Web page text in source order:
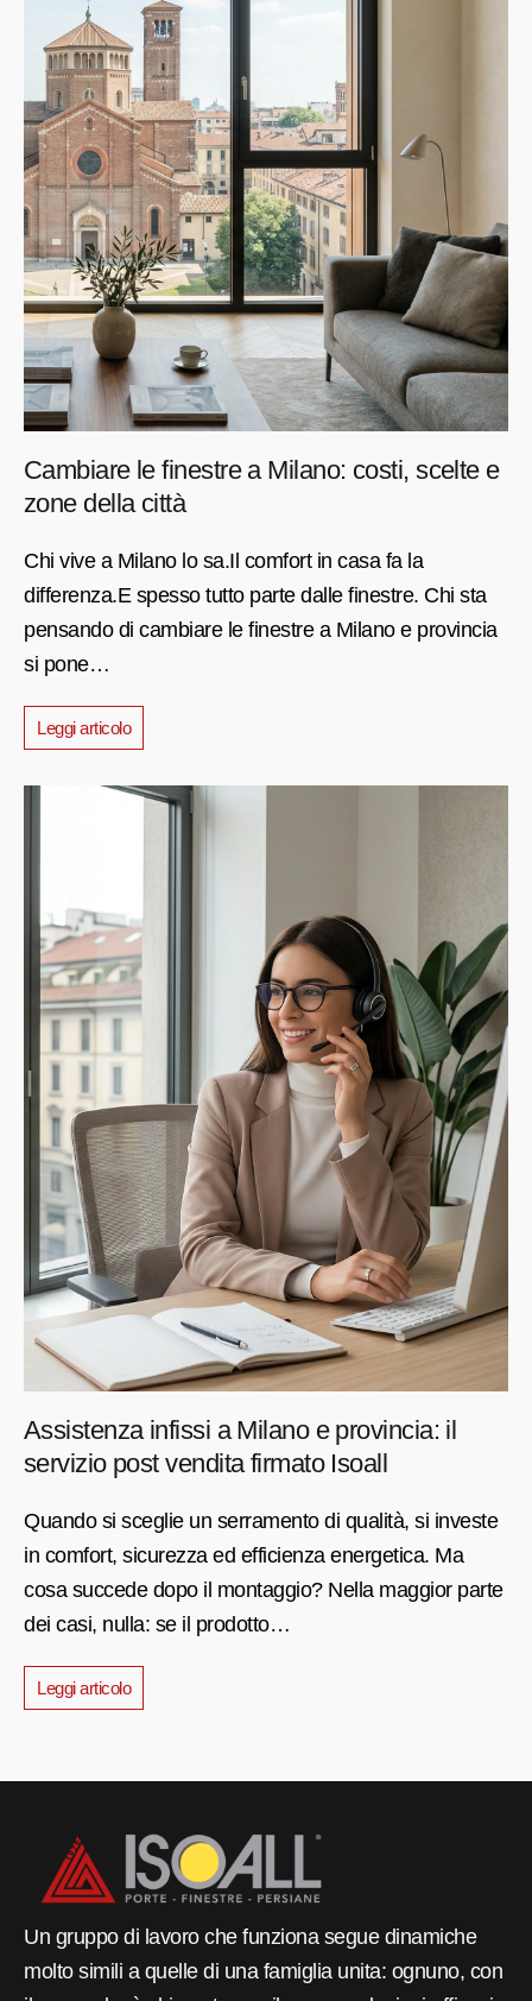
Cambiare le finestre a Milano: costi, scelte e
zone della città
Chi vive a Milano lo sa.Il comfort in casa fa la
differenza.E spesso tutto parte dalle finestre. Chi sta
pensando di cambiare le finestre a Milano e provincia
si pone…
Leggi articolo
Assistenza infissi a Milano e provincia: il
servizio post vendita firmato Isoall
Quando si sceglie un serramento di qualità, si investe
in comfort, sicurezza ed efficienza energetica. Ma
cosa succede dopo il montaggio? Nella maggior parte
dei casi, nulla: se il prodotto…
Leggi articolo
Un gruppo di lavoro che funziona segue dinamiche
molto simili a quelle di una famiglia unita: ognuno, con